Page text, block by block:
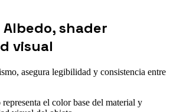
shader
visual
asegura legibilidad y consistencia entre
el color base del material y